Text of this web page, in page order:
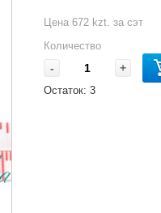
Цена 672 kzt. за сэт
Количество
- +
Остаток:3